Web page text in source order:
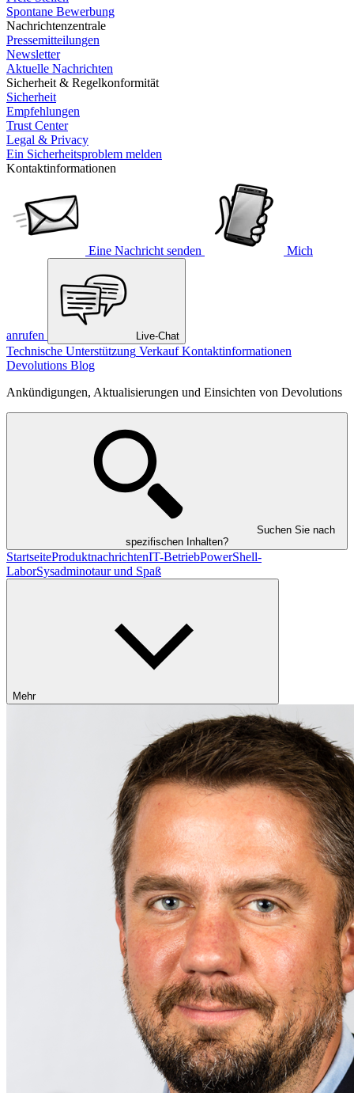
Spontane Bewerbung
Nachrichtenzentrale
Pressemitteilungen
Newsletter
Aktuelle Nachrichten
Sicherheit & Regelkonformität
Sicherheit
Empfehlungen
Trust Center
Legal & Privacy
Ein Sicherheitsproblem melden
Kontaktinformationen
Eine Nachricht senden Mich
anrufen Live-Chat
Technische Unterstützung Verkauf Kontaktinformationen
Devolutions Blog
Ankündigungen, Aktualisierungen und Einsichten von Devolutions
Suchen Sie nach
spezifischen Inhalten?
StartseiteProduktnachrichtenIT-BetriebPowerShell-
LaborSysadminotaur und Spaß
Mehr